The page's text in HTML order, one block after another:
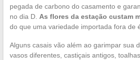
pegada de carbono do casamento e
no dia D. As flores da estação custam
do que uma variedade importada fora de
Alguns casais vão além ao garimpar sua
vasos diferentes, castiçais antigos,